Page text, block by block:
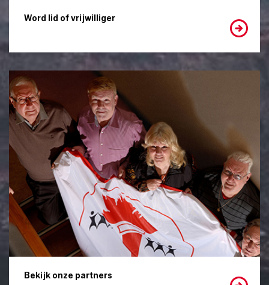
Word lid of vrijwilliger
Bekijk onze partners